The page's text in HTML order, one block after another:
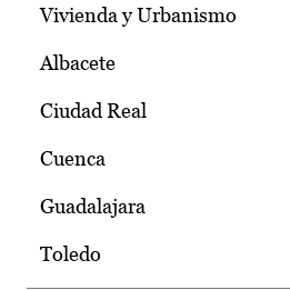
Vivienda y Urbanismo
Albacete
Ciudad Real
Cuenca
Guadalajara
Toledo